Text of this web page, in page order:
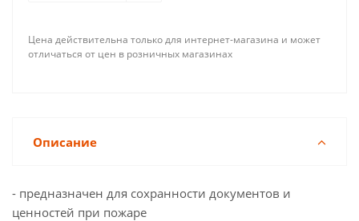
Цена действительна только для интернет-магазина и может
отличаться от цен в розничных магазинах
Описание
- предназначен для сохранности документов и
ценностей при пожаре